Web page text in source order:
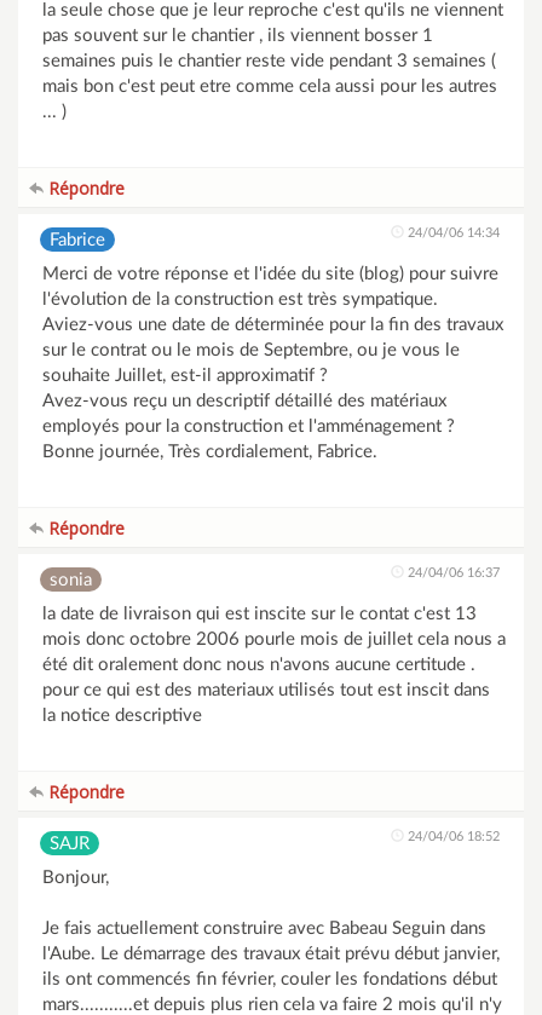
la seule chose que je leur reproche c'est qu'ils ne viennent
pas souvent sur le chantier , ils viennent bosser 1
semaines puis le chantier reste vide pendant 3 semaines (
mais bon c'est peut etre comme cela aussi pour les autres
... )
Répondre
Fabrice 24/04/06 14:34
Merci de votre réponse et l'idée du site (blog) pour suivre
l'évolution de la construction est très sympatique.
Aviez-vous une date de déterminée pour la fin des travaux
sur le contrat ou le mois de Septembre, ou je vous le
souhaite Juillet, est-il approximatif ?
Avez-vous reçu un descriptif détaillé des matériaux
employés pour la construction et l'amménagement ?
Bonne journée, Très cordialement, Fabrice.
Répondre
sonia 24/04/06 16:37
la date de livraison qui est inscite sur le contat c'est 13
mois donc octobre 2006 pourle mois de juillet cela nous a
été dit oralement donc nous n'avons aucune certitude .
pour ce qui est des materiaux utilisés tout est inscit dans
la notice descriptive
Répondre
SAJR 24/04/06 18:52
Bonjour,
Je fais actuellement construire avec Babeau Seguin dans
l'Aube. Le démarrage des travaux était prévu début janvier,
ils ont commencés fin février, couler les fondations début
mars...........et depuis plus rien cela va faire 2 mois qu'il n'y